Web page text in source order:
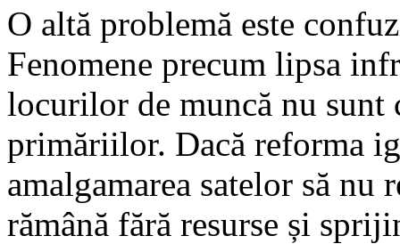
O altă problemă este
Fenomene precum lipsa
locurilor de muncă nu sunt
primăriilor. Dacă reforma
amalgamarea satelor să
rămână fără resurse și